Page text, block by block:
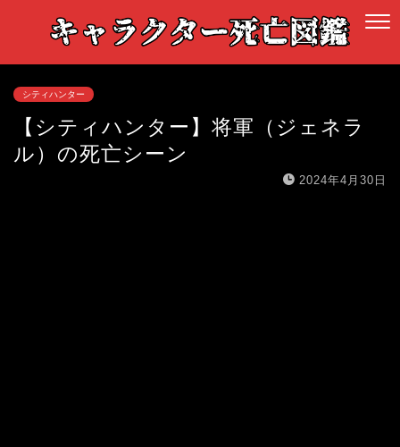
シティハンター
【シティハンター】将軍（ジェネラ
ル）の死亡シーン
2024年4月30日